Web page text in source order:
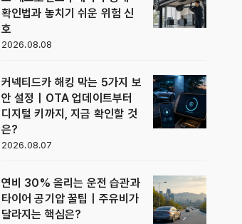
확인법과 놓치기 쉬운 위험 신
호
2026.08.08
커넥티드카 해킹 막는 5가지 보
안 설정｜OTA 업데이트부터
디지털 키까지, 지금 확인할 것
은?
2026.08.07
연비 30% 올리는 운전 습관과
타이어 공기압 꿀팁｜주유비가
달라지는 핵심은?